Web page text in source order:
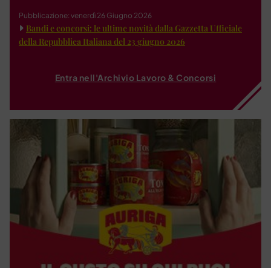
Pubblicazione: venerdì 26 Giugno 2026
Bandi e concorsi: le ultime novità dalla Gazzetta Ufficiale
della Repubblica Italiana del 23 giugno 2026
Entra nell'Archivio Lavoro & Concorsi